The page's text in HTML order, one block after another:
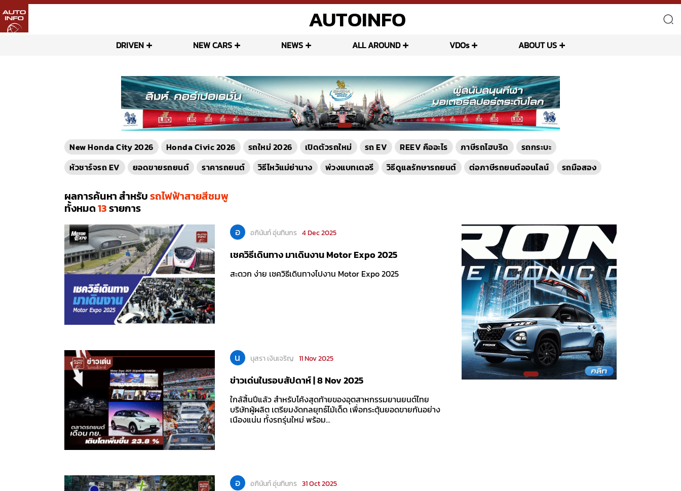
AUTOINFO
DRIVEN NEW CARS NEWS ALL AROUND VDOs ABOUT US
New Honda City 2026 Honda Civic 2026 รถใหม่ 2026 เปิดตัวรถใหม่ รถ EV REEV คืออะไร ภาษีรถไฮบริด
รถกระบะ
หัวชาร์จรถ EV
ยอดขายรถยนต์ ราคารถยนต์ วิธีไหว้แม่ย่านาง พ่วงแบทเตอรี วิธีดูแลรักษารถยนต์ ต่อภาษีรถยนต์ออนไลน์ รถมือสอง
ผลการค้นหา สำหรับรถไฟฟ้าสายสีชมพู
ทั้งหมด13รายการ
อ อภินันท์ อุ่นทินกร 4 Dec 2025
เชควิธีเดินทาง มาเดินงาน Motor Expo 2025
สะดวก ง่าย เชควิธีเดินทางไปงาน Motor Expo 2025
น นุสรา เงินเจริญ 11 Nov 2025
ข่าวเด่นในรอบสัปดาห์ | 8 Nov 2025
ใกล้สิ้นปีแล้ว สำหรับโค้งสุดท้ายของอุตสาหกรรมยานยนต์ไทย
บริษัทผู้ผลิต เตรียมงัดกลยุทธ์ไม้เด็ด เพื่อกระตุ้นยอดขายกันอย่าง
เนืองแน่น ทั้งรถรุ่นใหม่ พร้อม...
อ อภินันท์ อุ่นทินกร 31 Oct 2025